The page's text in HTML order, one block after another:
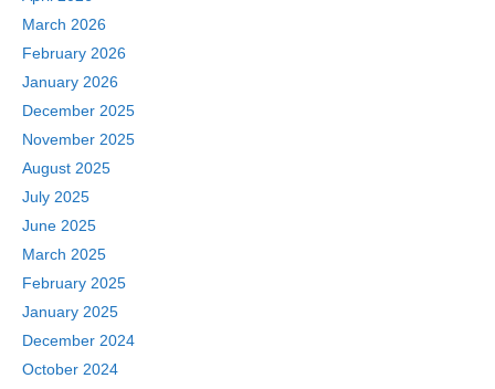
March 2026
February 2026
January 2026
December 2025
November 2025
August 2025
July 2025
June 2025
March 2025
February 2025
January 2025
December 2024
October 2024